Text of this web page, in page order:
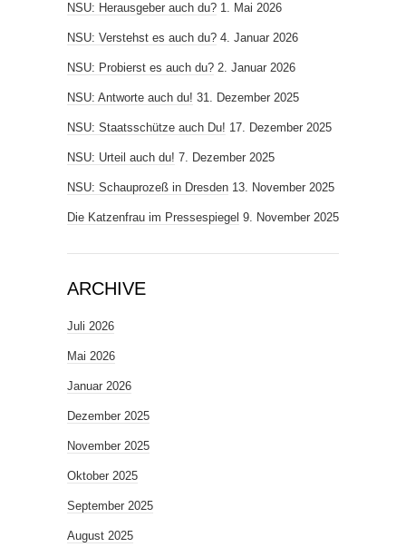
NSU: Herausgeber auch du? 1. Mai 2026
NSU: Verstehst es auch du? 4. Januar 2026
NSU: Probierst es auch du? 2. Januar 2026
NSU: Antworte auch du! 31. Dezember 2025
NSU: Staatsschütze auch Du! 17. Dezember 2025
NSU: Urteil auch du! 7. Dezember 2025
NSU: Schauprozeß in Dresden 13. November 2025
Die Katzenfrau im Pressespiegel 9. November 2025
ARCHIVE
Juli 2026
Mai 2026
Januar 2026
Dezember 2025
November 2025
Oktober 2025
September 2025
August 2025